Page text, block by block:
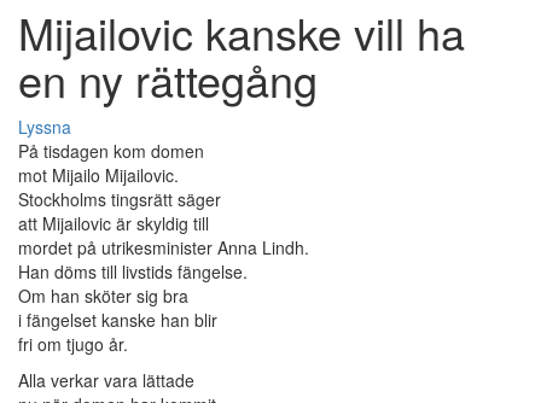
Mijailovic kanske vill ha
en ny rättegång
Lyssna
På tisdagen kom domen
mot Mijailo Mijailovic.
Stockholms tingsrätt säger
att Mijailovic är skyldig till
mordet på utrikesminister Anna Lindh.
Han döms till livstids fängelse.
Om han sköter sig bra
i fängelset kanske han blir
fri om tjugo år.
Alla verkar vara lättade